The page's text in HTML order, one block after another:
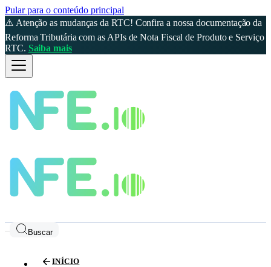
Pular para o conteúdo principal
⚠️ Atenção as mudanças da RTC! Confira a nossa documentação da
Reforma Tributária com as APIs de Nota Fiscal de Produto e Serviço
RTC. Saiba mais
Buscar
INÍCIO